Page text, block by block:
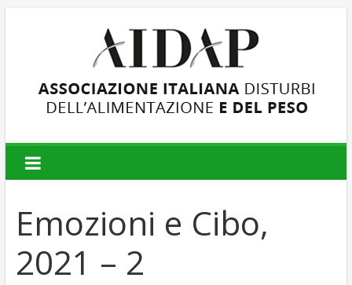
AIDAP
Associazione
Disturbi
dell'Alimentazione
e
del
Emozioni e Cibo,
2021 – 2